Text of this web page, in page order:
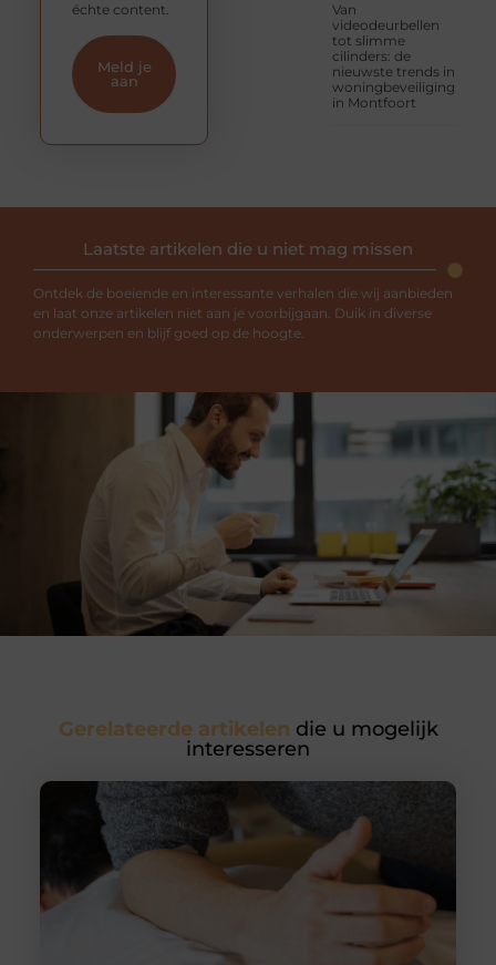
Van
videodeurbellen
tot slimme
cilinders: de
nieuwste trends in
woningbeveiliging
in Montfoort
échte content.
Meld je
aan
Laatste artikelen die u niet mag missen
Ontdek de boeiende en interessante verhalen die wij aanbieden
en laat onze artikelen niet aan je voorbijgaan. Duik in diverse
onderwerpen en blijf goed op de hoogte.
Gerelateerde artikelen die u mogelijk
interesseren